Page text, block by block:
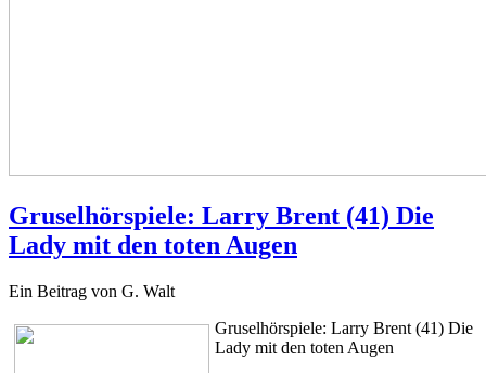
Gruselhörspiele: Larry Brent (41) Die
Lady mit den toten Augen
Ein Beitrag von G. Walt
Gruselhörspiele: Larry Brent (41) Die
Lady mit den toten Augen